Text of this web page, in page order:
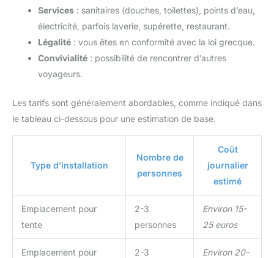
Services : sanitaires (douches, toilettes), points d’eau,
électricité, parfois laverie, supérette, restaurant.
Légalité : vous êtes en conformité avec la loi grecque.
Convivialité : possibilité de rencontrer d’autres
voyageurs.
Les tarifs sont généralement abordables, comme indiqué dans
le tableau ci-dessous pour une estimation de base.
Type d’installation
Nombre de
personnes
Coût
journalier
estimé
Emplacement pour
tente
2-3
personnes
Environ 15-
25 euros
Emplacement pour
2-3
Environ 20-